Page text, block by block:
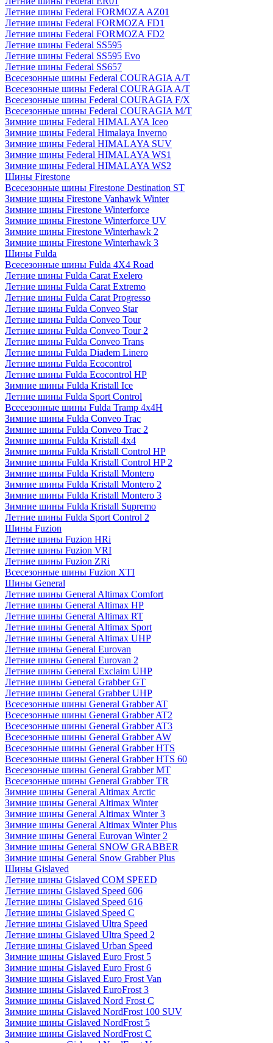
Летние шины Federal FORMOZA AZ01
Летние шины Federal FORMOZA FD1
Летние шины Federal FORMOZA FD2
Летние шины Federal SS595
Летние шины Federal SS595 Evo
Летние шины Federal SS657
Всесезонные шины Federal COURAGIA A/T
Всесезонные шины Federal COURAGIA A/T
Всесезонные шины Federal COURAGIA F/X
Всесезонные шины Federal COURAGIA M/T
Зимние шины Federal HIMALAYA Iceo
Зимние шины Federal Himalaya Inverno
Зимние шины Federal HIMALAYA SUV
Зимние шины Federal HIMALAYA WS1
Зимние шины Federal HIMALAYA WS2
Шины Firestone
Всесезонные шины Firestone Destination ST
Зимние шины Firestone Vanhawk Winter
Зимние шины Firestone Winterforce
Зимние шины Firestone Winterforce UV
Зимние шины Firestone Winterhawk 2
Зимние шины Firestone Winterhawk 3
Шины Fulda
Всесезонные шины Fulda 4X4 Road
Летние шины Fulda Carat Exelero
Летние шины Fulda Carat Extremo
Летние шины Fulda Carat Progresso
Летние шины Fulda Conveo Star
Летние шины Fulda Conveo Tour
Летние шины Fulda Conveo Tour 2
Летние шины Fulda Conveo Trans
Летние шины Fulda Diadem Linero
Летние шины Fulda Ecocontrol
Летние шины Fulda Ecocontrol HP
Зимние шины Fulda Kristall Ice
Летние шины Fulda Sport Control
Всесезонные шины Fulda Tramp 4x4H
Зимние шины Fulda Conveo Trac
Зимние шины Fulda Conveo Trac 2
Зимние шины Fulda Kristall 4x4
Зимние шины Fulda Kristall Control HP
Зимние шины Fulda Kristall Control HP 2
Зимние шины Fulda Kristall Montero
Зимние шины Fulda Kristall Montero 2
Зимние шины Fulda Kristall Montero 3
Зимние шины Fulda Kristall Supremo
Летние шины Fulda Sport Control 2
Шины Fuzion
Летние шины Fuzion HRi
Летние шины Fuzion VRI
Летние шины Fuzion ZRi
Всесезонные шины Fuzion XTI
Шины General
Летние шины General Altimax Comfort
Летние шины General Altimax HP
Летние шины General Altimax RT
Летние шины General Altimax Sport
Летние шины General Altimax UHP
Летние шины General Eurovan
Летние шины General Eurovan 2
Летние шины General Exclaim UHP
Летние шины General Grabber GT
Летние шины General Grabber UHP
Всесезонные шины General Grabber AT
Всесезонные шины General Grabber AT2
Всесезонные шины General Grabber AT3
Всесезонные шины General Grabber AW
Всесезонные шины General Grabber HTS
Всесезонные шины General Grabber HTS 60
Всесезонные шины General Grabber MT
Всесезонные шины General Grabber TR
Зимние шины General Altimax Arctic
Зимние шины General Altimax Winter
Зимние шины General Altimax Winter 3
Зимние шины General Altimax Winter Plus
Зимние шины General Eurovan Winter 2
Зимние шины General SNOW GRABBER
Зимние шины General Snow Grabber Plus
Шины Gislaved
Летние шины Gislaved COM SPEED
Летние шины Gislaved Speed 606
Летние шины Gislaved Speed 616
Летние шины Gislaved Speed C
Летние шины Gislaved Ultra Speed
Летние шины Gislaved Ultra Speed 2
Летние шины Gislaved Urban Speed
Зимние шины Gislaved Euro Frost 5
Зимние шины Gislaved Euro Frost 6
Зимние шины Gislaved Euro Frost Van
Зимние шины Gislaved EuroFrost 3
Зимние шины Gislaved Nord Frost C
Зимние шины Gislaved NordFrost 100 SUV
Зимние шины Gislaved NordFrost 5
Зимние шины Gislaved NordFrost C